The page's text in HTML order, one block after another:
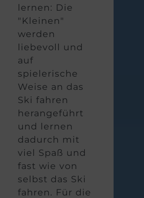
lernen: Die
"Kleinen"
werden
liebevoll und
auf
spielerische
Weise an das
Ski fahren
herangeführt
und lernen
dadurch mit
viel Spaß und
fast wie von
selbst das Ski
fahren. Für die